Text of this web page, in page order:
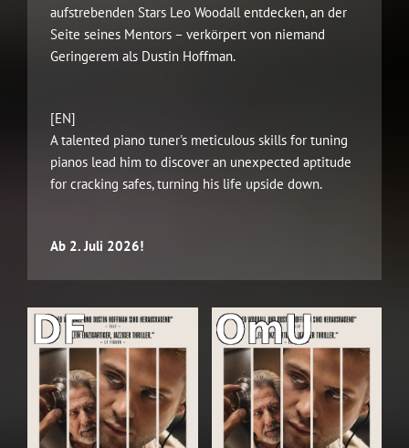
aufstrebenden Stars Leo Woodall entdecken, an der
Seite seines Mentors – verkörpert von niemand
Geringerem als Dustin Hoffman.
[EN]
A talented piano tuner's meticulous skills for tuning
pianos lead him to discover an unexpected aptitude
for cracking safes, turning his life upside down.
Ab 2. Juli 2026!